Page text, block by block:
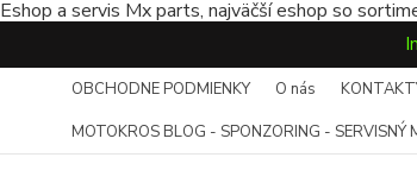
Eshop a servis Mx parts, najväčší eshop so
OBCHODNE PODMIENKY O nás
MOTOKROS BLOG - SPONZORING - SERVISNÝ